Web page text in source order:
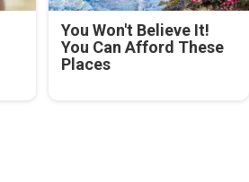
You Won't Believe It!
You Can Afford These
Places